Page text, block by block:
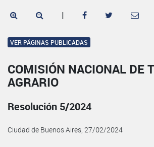
|
VER PÁGINAS PUBLICADAS
COMISIÓN NACIONAL DE
AGRARIO
Resolución 5/2024
Ciudad de Buenos Aires, 27/02/2024